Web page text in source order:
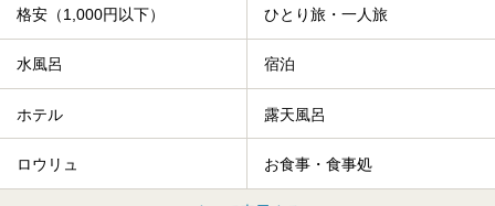
格安（1,000円以下） ひとり旅・一人旅
水風呂 宿泊
ホテル 露天風呂
ロウリュ お食事・食事処